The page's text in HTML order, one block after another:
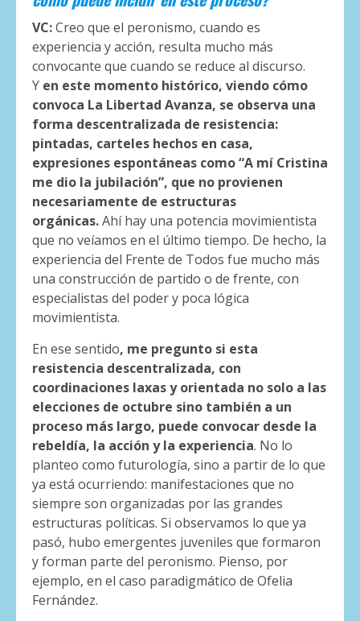
VC:Creo que el peronismo, cuando es
experiencia y acción, resulta mucho más
convocante que cuando se reduce al discurso.
Y en este momento histórico, viendo cómo
convoca La Libertad Avanza, se observa una
forma descentralizada de resistencia:
pintadas, carteles hechos en casa,
expresiones espontáneas como “A mí Cristina
me dio la jubilación”, que no provienen
necesariamente de estructuras
orgánicas.Ahí hay una potencia movimientista
que no veíamos en el último tiempo. De hecho, la
experiencia del Frente de Todos fue mucho más
una construcción de partido o de frente, con
especialistas del poder y poca lógica
movimientista.
En ese sentido, me pregunto si esta
resistencia descentralizada, con
coordinaciones laxas y orientada no solo a las
elecciones de octubre sino también a un
proceso más largo, puede convocar desde la
rebeldía, la acción y la experiencia. No lo
planteo como futurología, sino a partir de lo que
ya está ocurriendo: manifestaciones que no
siempre son organizadas por las grandes
estructuras políticas. Si observamos lo que ya
pasó, hubo emergentes juveniles que formaron
y forman parte del peronismo. Pienso, por
ejemplo, en el caso paradigmático de Ofelia
Fernández.